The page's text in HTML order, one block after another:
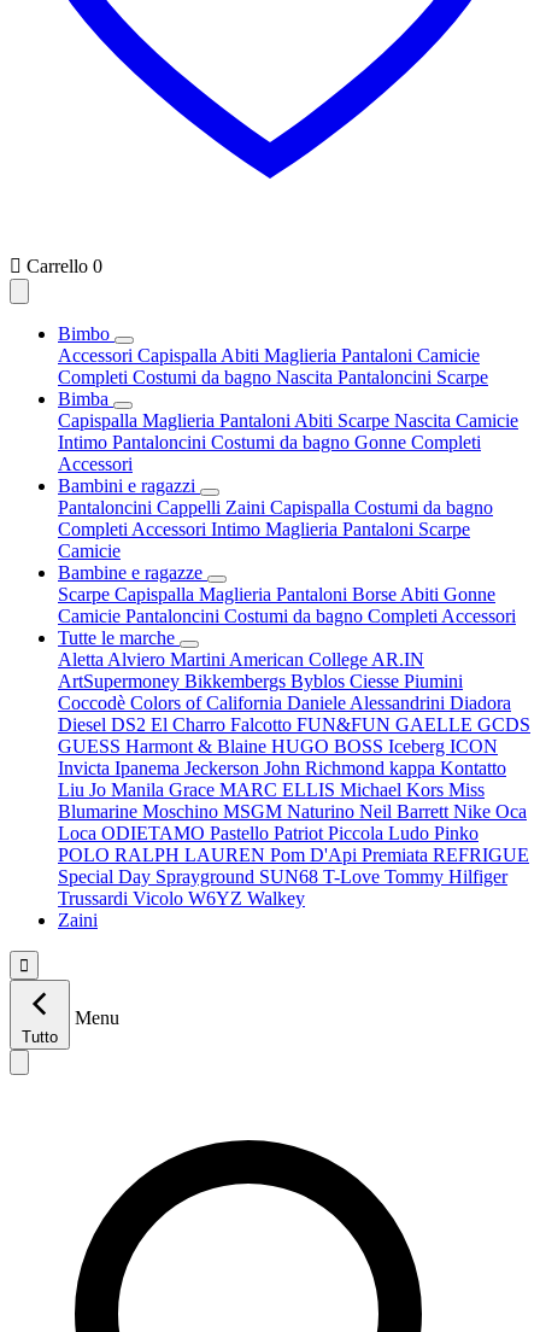
 Carrello 0
Bimbo
Accessori Capispalla Abiti Maglieria Pantaloni Camicie
Completi Costumi da bagno Nascita Pantaloncini Scarpe
Bimba
Capispalla Maglieria Pantaloni Abiti Scarpe Nascita Camicie
Intimo Pantaloncini Costumi da bagno Gonne Completi
Accessori
Bambini e ragazzi
Pantaloncini Cappelli Zaini Capispalla Costumi da bagno
Completi Accessori Intimo Maglieria Pantaloni Scarpe
Camicie
Bambine e ragazze
Scarpe Capispalla Maglieria Pantaloni Borse Abiti Gonne
Camicie Pantaloncini Costumi da bagno Completi Accessori
Tutte le marche
Aletta Alviero Martini American College AR.IN
ArtSupermoney Bikkembergs Byblos Ciesse Piumini
Coccodè Colors of California Daniele Alessandrini Diadora
Diesel DS2 El Charro Falcotto FUN&FUN GAELLE GCDS
GUESS Harmont & Blaine HUGO BOSS Iceberg ICON
Invicta Ipanema Jeckerson John Richmond kappa Kontatto
Liu Jo Manila Grace MARC ELLIS Michael Kors Miss
Blumarine Moschino MSGM Naturino Neil Barrett Nike Oca
Loca ODIETAMO Pastello Patriot Piccola Ludo Pinko
POLO RALPH LAUREN Pom D'Api Premiata REFRIGUE
Special Day Sprayground SUN68 T-Love Tommy Hilfiger
Trussardi Vicolo W6YZ Walkey
Zaini

Tutto
Menu